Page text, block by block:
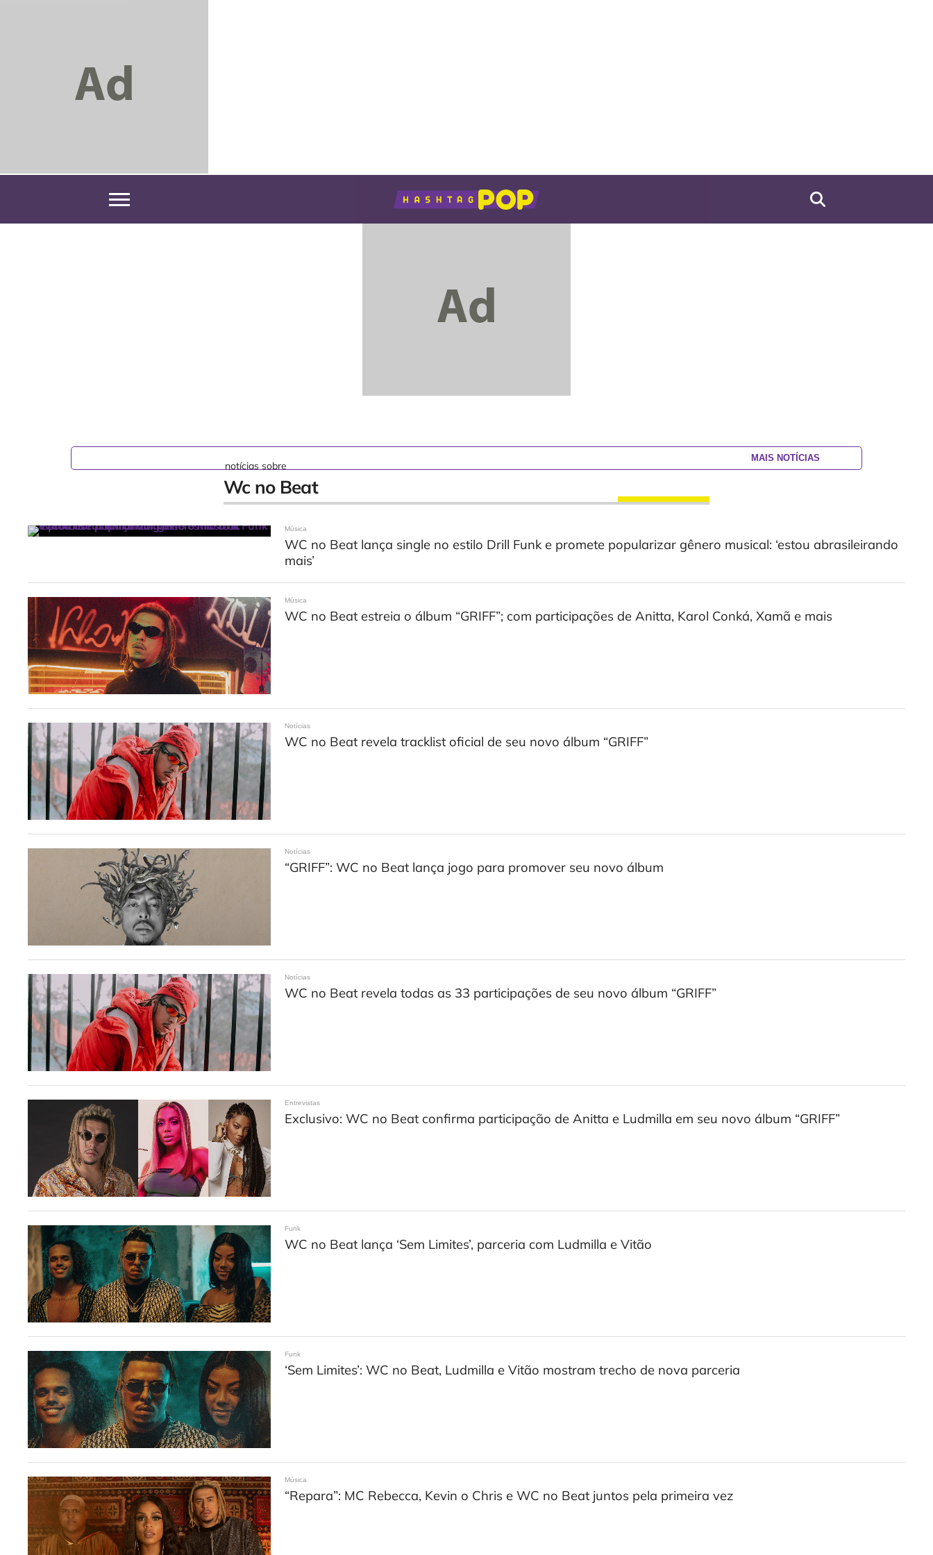
notícias sobre
Wc no Beat
Música
WC no Beat lança single no estilo Drill Funk e promete popularizar gênero musical: ‘estou abrasileirando
mais’
Música
WC no Beat estreia o álbum “GRIFF”; com participações de Anitta, Karol Conká, Xamã e mais
Notícias
WC no Beat revela tracklist oficial de seu novo álbum “GRIFF”
Notícias
“GRIFF”: WC no Beat lança jogo para promover seu novo álbum
Notícias
WC no Beat revela todas as 33 participações de seu novo álbum “GRIFF”
Entrevistas
Exclusivo: WC no Beat confirma participação de Anitta e Ludmilla em seu novo álbum “GRIFF”
Funk
WC no Beat lança ‘Sem Limites’, parceria com Ludmilla e Vitão
Funk
‘Sem Limites’: WC no Beat, Ludmilla e Vitão mostram trecho de nova parceria
Música
“​Repara”: MC Rebecca, Kevin o Chris e WC no Beat juntos pela primeira vez
MAIS NOTÍCIAS